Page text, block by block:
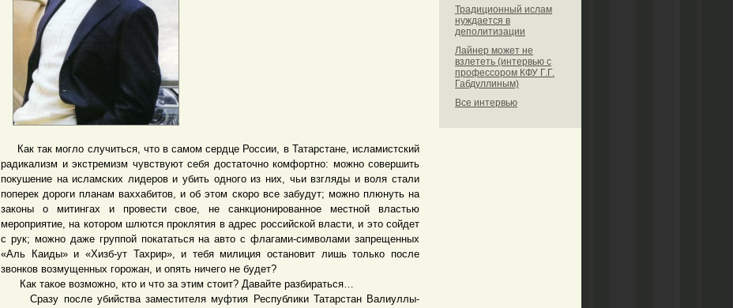
Как так могло случиться, что в самом сердце России, в Татарстане, исламистский
радикализм и экстремизм чувствуют себя достаточно комфортно: можно совершить
покушение на исламских лидеров и убить одного из них, чьи взгляды и воля стали
поперек дороги планам ваххабитов, и об этом скоро все забудут; можно плюнуть на
законы о митингах и провести свое, не санкционированное местной властью
мероприятие, на котором шлются проклятия в адрес российской власти, и это сойдет
с рук; можно даже группой покататься на авто с флагами-символами запрещенных
«Аль Каиды» и «Хизб-ут Тахрир», и тебя милиция остановит лишь только после
звонков возмущенных горожан, и опять ничего не будет?
Как такое возможно, кто и что за этим стоит? Давайте разбираться…
Сразу после убийства заместителя муфтия Республики Татарстан Валиуллы-
Традиционный ислам
нуждается в
деполитизации
Лайнер может не
взлететь (интервью с
профессором КФУ Г.Г.
Габдуллиным)
Все интервью